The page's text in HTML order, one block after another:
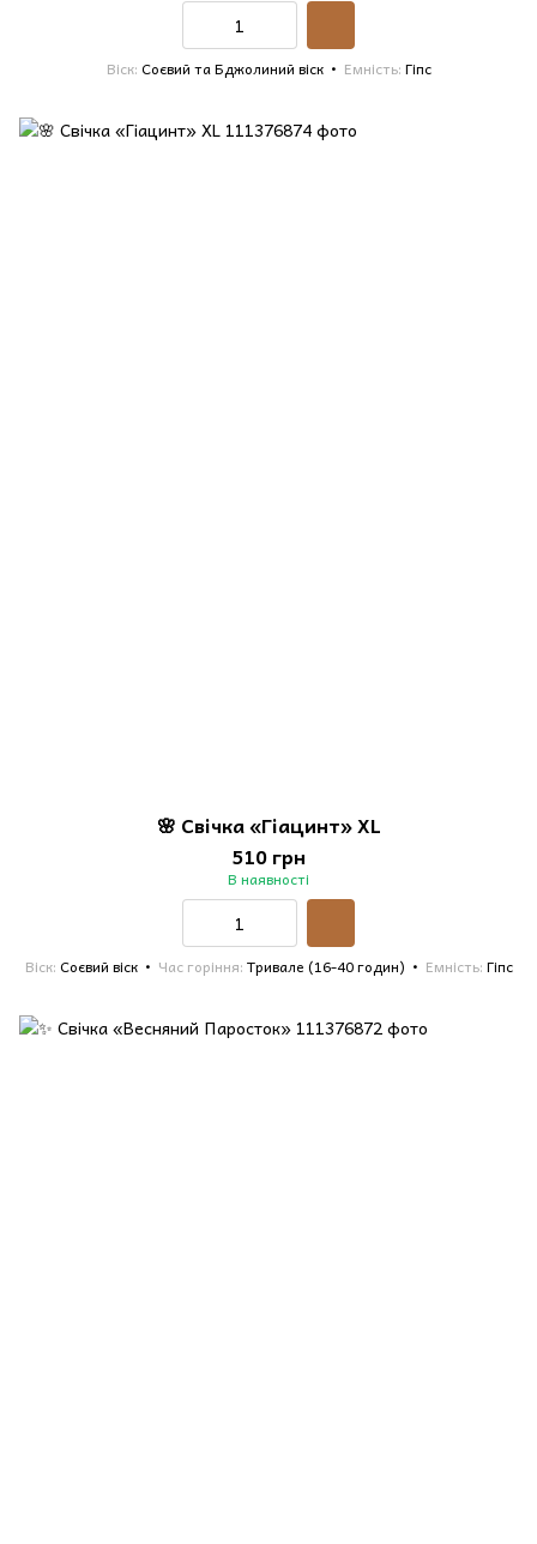
Віск Соєвий та Бджолиний віск Емність Гіпс
🌸 Свічка «Гіацинт» XL
510 грн
В наявності
Віск Соєвий віск Час горіння Тривале (16-40 годин) Емність Гіпс